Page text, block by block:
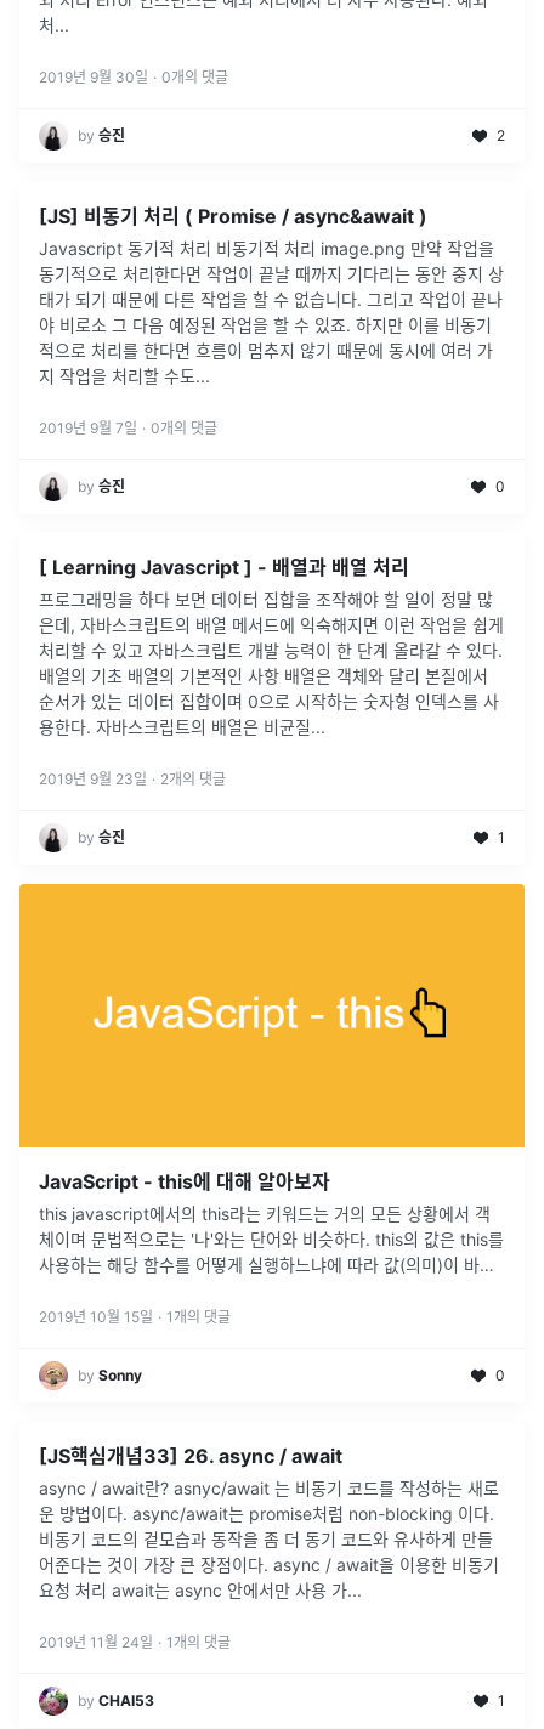
처...
2019년 9월 30일 · 0개의 댓글
by 승진 2
[JS] 비동기 처리 ( Promise / async&await )
Javascript 동기적 처리 비동기적 처리 image.png 만약 작업을
동기적으로 처리한다면 작업이 끝날 때까지 기다리는 동안 중지 상
태가 되기 때문에 다른 작업을 할 수 없습니다. 그리고 작업이 끝나
야 비로소 그 다음 예정된 작업을 할 수 있죠. 하지만 이를 비동기
적으로 처리를 한다면 흐름이 멈추지 않기 때문에 동시에 여러 가
지 작업을 처리할 수도...
2019년 9월 7일 · 0개의 댓글
by 승진 0
[ Learning Javascript ] - 배열과 배열 처리
프로그래밍을 하다 보면 데이터 집합을 조작해야 할 일이 정말 많
은데, 자바스크립트의 배열 메서드에 익숙해지면 이런 작업을 쉽게
처리할 수 있고 자바스크립트 개발 능력이 한 단계 올라갈 수 있다.
배열의 기초 배열의 기본적인 사항 배열은 객체와 달리 본질에서
순서가 있는 데이터 집합이며 0으로 시작하는 숫자형 인덱스를 사
용한다. 자바스크립트의 배열은 비균질...
2019년 9월 23일 · 2개의 댓글
by 승진 1
JavaScript - this에 대해 알아보자
this javascript에서의 this라는 키워드는 거의 모든 상황에서 객
체이며 문법적으로는 '나'와는 단어와 비슷하다. this의 값은 this를
사용하는 해당 함수를 어떻게 실행하느냐에 따라 값(의미)이 바뀐
각각의 방식에 따라 가리키는 주체가 달라진다. 1. Regular ...
2019년 10월 15일 · 1 개의 댓글
by Sonny 0
[JS핵심개념33] 26. async / await
async / await란? asnyc/await 는 비동기 코드를 작성하는 새로
운 방법이다. async/await는 promise처럼 non-blocking 이다.
비동기 코드의 겉모습과 동작을 좀 더 동기 코드와 유사하게 만들
어준다는 것이 가장 큰 장점이다. async / await을 이용한 비동기
요청 처리 await는 async 안에서만 사용 가...
2019년 11월 24일 · 1 개의 댓글
by CHAI53 1